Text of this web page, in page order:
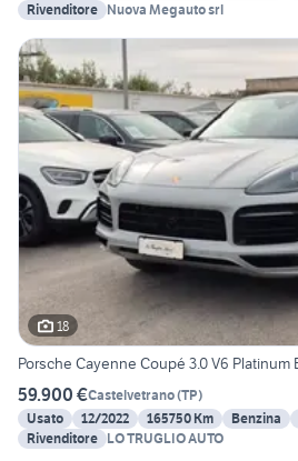
Rivenditore Nuova Megauto srl
18
Porsche Cayenne Coupé 3.0 V6 Platinum
59.900 €Castelvetrano(TP)
Usato
12/2022 165750 Km Benzina
Rivenditore LO TRUGLIO AUTO